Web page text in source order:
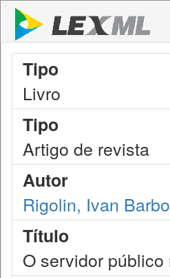
Tipo
Livro
Tipo
Artigo de revista
Autor
Rigolin, Ivan
Título
O servidor